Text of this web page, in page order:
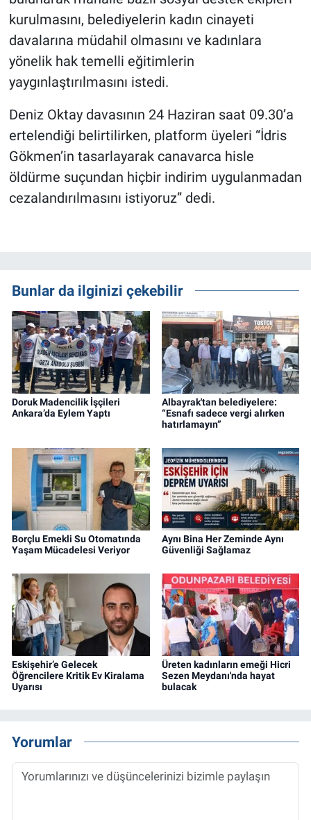
kurulmasını, belediyelerin kadın cinayeti
davalarına müdahil olmasını ve kadınlara
yönelik hak temelli eğitimlerin
yaygınlaştırılmasını istedi.
Deniz Oktay davasının 24 Haziran saat 09.30’a
ertelendiği belirtilirken, platform üyeleri “İdris
Gökmen’in tasarlayarak canavarca hisle
öldürme suçundan hiçbir indirim uygulanmadan
cezalandırılmasını istiyoruz” dedi.
Bunlar da ilginizi çekebilir
Doruk Madencilik İşçileri
Ankara’da Eylem Yaptı
Albayrak'tan belediyelere:
“Esnafı sadece vergi alırken
hatırlamayın”
Borçlu Emekli Su Otomatında
Yaşam Mücadelesi Veriyor
Aynı Bina Her Zeminde Aynı
Güvenliği Sağlamaz
Eskişehir’e Gelecek
Öğrencilere Kritik Ev Kiralama
Uyarısı
Üreten kadınların emeği Hicri
Sezen Meydanı'nda hayat
bulacak
Yorumlar